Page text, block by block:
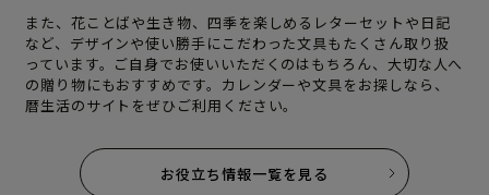
また、花ことばや生き物、四季を楽しめるレターセットや日記
など、デザインや使い勝手にこだわった文具もたくさん取り扱
っています。ご自身でお使いいただくのはもちろん、大切な人へ
の贈り物にもおすすめです。カレンダーや文具をお探しなら、
暦生活のサイトをぜひご利用ください。
お役立ち情報一覧を見る